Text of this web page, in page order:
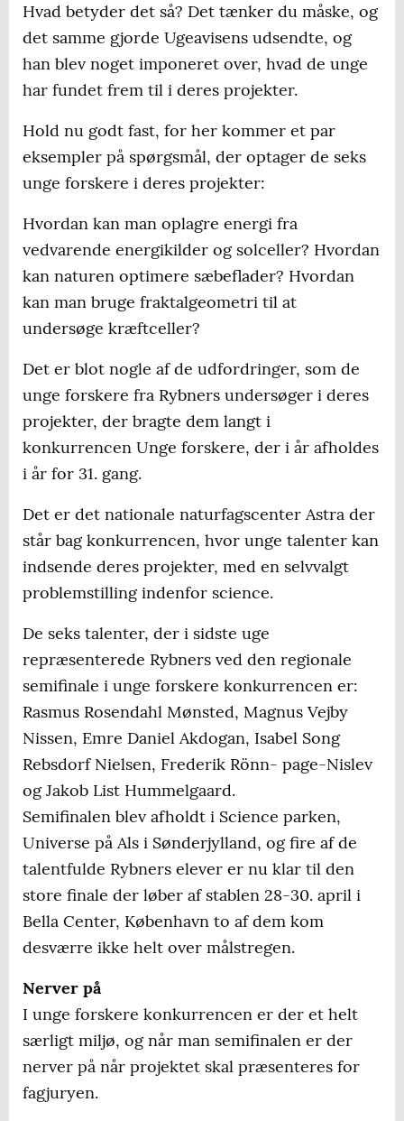
Hvad betyder det så? Det tænker du måske, og
det samme gjorde Ugeavisens udsendte, og
han blev noget imponeret over, hvad de unge
har fundet frem til i deres projekter.
Hold nu godt fast, for her kommer et par
eksempler på spørgsmål, der optager de seks
unge forskere i deres projekter:
Hvordan kan man oplagre energi fra
vedvarende energikilder og solceller? Hvordan
kan naturen optimere sæbeflader? Hvordan
kan man bruge fraktalgeometri til at
undersøge kræftceller?
Det er blot nogle af de udfordringer, som de
unge forskere fra Rybners undersøger i deres
projekter, der bragte dem langt i
konkurrencen Unge forskere, der i år afholdes
i år for 31. gang.
Det er det nationale naturfagscenter Astra der
står bag konkurrencen, hvor unge talenter kan
indsende deres projekter, med en selvvalgt
problemstilling indenfor science.
De seks talenter, der i sidste uge
repræsenterede Rybners ved den regionale
semifinale i unge forskere konkurrencen er:
Rasmus Rosendahl Mønsted, Magnus Vejby
Nissen, Emre Daniel Akdogan, Isabel Song
Rebsdorf Nielsen, Frederik Rönn- page-Nislev
og Jakob List Hummelgaard.
Semifinalen blev afholdt i Science parken,
Universe på Als i Sønderjylland, og fire af de
talentfulde Rybners elever er nu klar til den
store finale der løber af stablen 28-30. april i
Bella Center, København to af dem kom
desværre ikke helt over målstregen.
Nerver på
I unge forskere konkurrencen er der et helt
særligt miljø, og når man semifinalen er der
nerver på når projektet skal præsenteres for
fagjuryen.